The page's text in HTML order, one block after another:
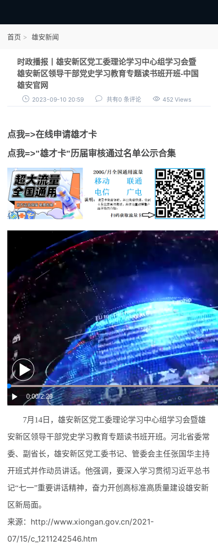
点我申领雄才卡
首页 雄安新闻
时政播报丨雄安新区党工委理论学习中心组学习会暨
雄安新区领导干部党史学习教育专题读书班开班-中国
雄安官网
2023-09-10 20:59 共有0 条评论 452 Views
点我=>在线申请雄才卡
点我=>"雄才卡"历届审核通过名单公示合集
7月14日，雄安新区党工委理论学习中心组学习会暨雄
安新区领导干部党史学习教育专题读书班开班。河北省委常
委、副省长，雄安新区党工委书记、管委会主任张国华主持
开班式并作动员讲话。他强调，要深入学习贯彻习近平总书
记“七一”重要讲话精神，奋力开创高标准高质量建设雄安新
区新局面。
来源：http://www.xiongan.gov.cn/2021-
07/15/c_1211242546.htm